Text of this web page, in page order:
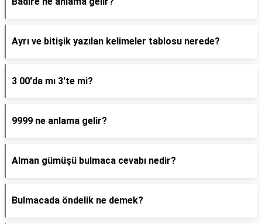
Ayrı ve bitişik yazılan kelimeler tablosu nerede?
3 00'da mı 3'te mi?
9999 ne anlama gelir?
Alman gümüşü bulmaca cevabı nedir?
Bulmacada öndelik ne demek?